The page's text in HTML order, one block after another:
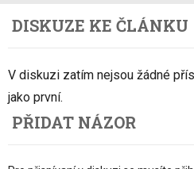
DISKUZE KE ČLÁNKU
V diskuzi zatím nejsou žádné
jako první.
PŘIDAT NÁZOR